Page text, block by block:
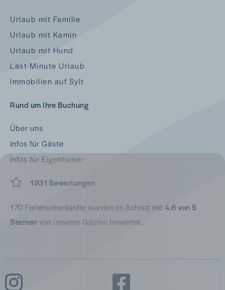
Urlaub mit Familie
Urlaub mit Kamin
Urlaub mit Hund
Last-Minute Urlaub
Immobilien auf Sylt
Rund um Ihre Buchung
Über uns
Infos für Gäste
Infos für Eigentümer
1931 Bewertungen
170 Ferienunterkünfte wurden im Schnitt mit4.6 von 5
Sternenvon unseren Gästen bewertet.